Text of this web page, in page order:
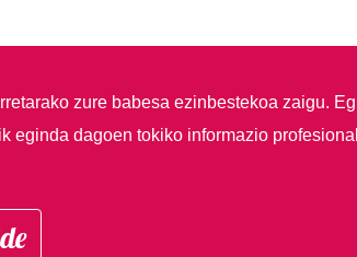
zure babesa ezinbestekoa zaigu.
eginda dagoen tokiko informazio